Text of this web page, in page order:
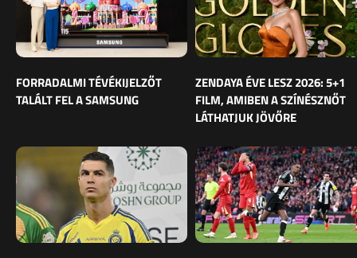
FORRADALMI TÉVÉKIJELZŐT
TALÁLT FEL A SAMSUNG
ZENDAYA ÉVE LESZ 2026: 5+1
FILM, AMIBEN A SZÍNÉSZNŐT
LÁTHATJUK JÖVŐRE